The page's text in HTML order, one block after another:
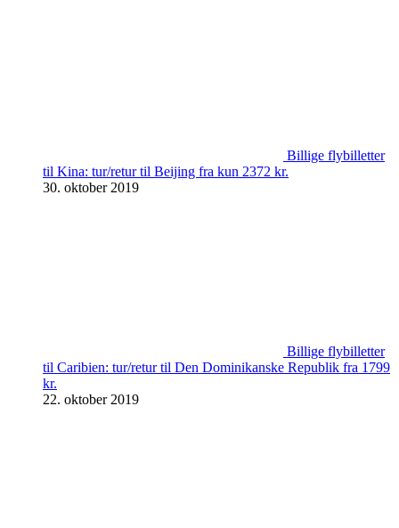
Billige flybilletter
til Kina: tur/retur til Beijing fra kun 2372 kr.
30. oktober 2019
Billige flybilletter
til Caribien: tur/retur til Den Dominikanske Republik fra 1799
kr.
22. oktober 2019